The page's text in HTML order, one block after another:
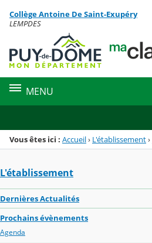
Menu de la rubrique
Contenu
Collège Antoine De Saint-Exupéry
LEMPDES
MENU
Vous êtes ici : Accueil› L'établissement›
L'établissement
Dernières Actualités
Prochains évènements
Agenda